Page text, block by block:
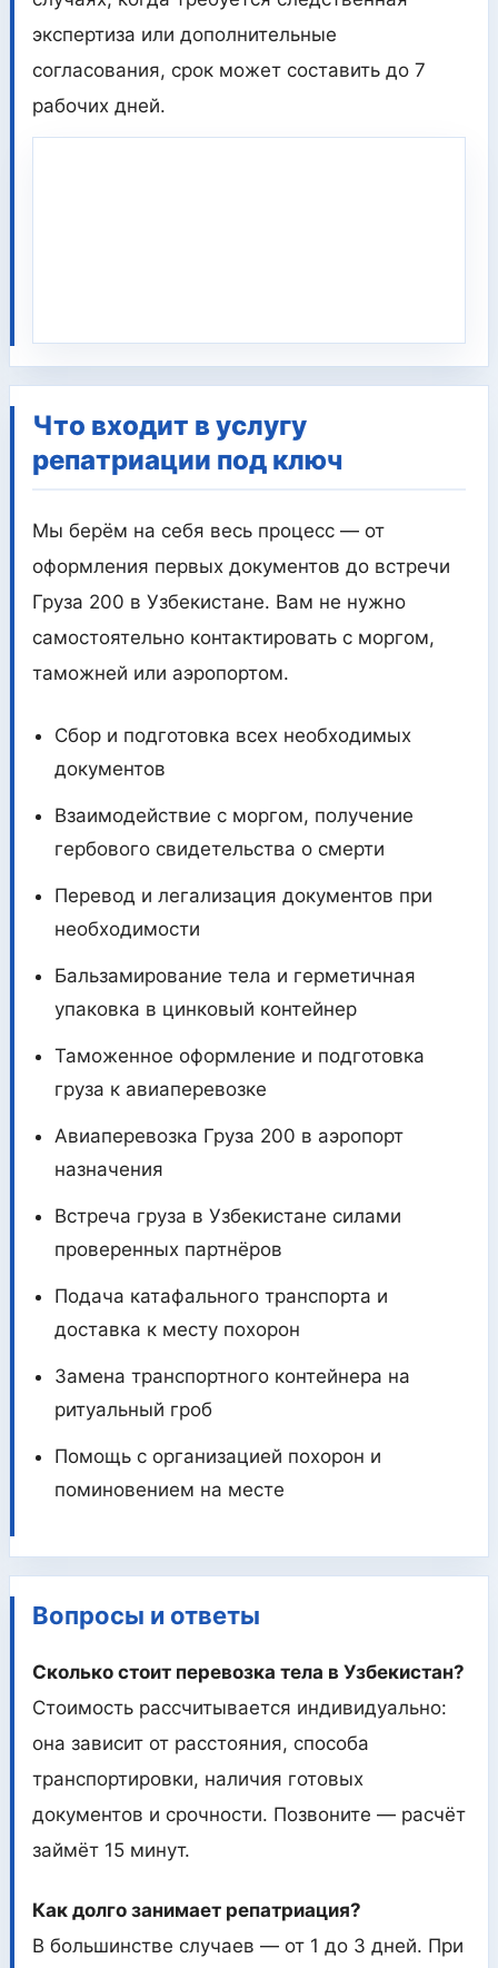
экспертиза или дополнительные
согласования, срок может составить до 7
рабочих дней.
Что входит в услугу
репатриации под ключ
Мы берём на себя весь процесс — от
оформления первых документов до встречи
Груза 200 в Узбекистане. Вам не нужно
самостоятельно контактировать с моргом,
таможней или аэропортом.
Сбор и подготовка всех необходимых
документов
Взаимодействие с моргом, получение
гербового свидетельства о смерти
Перевод и легализация документов при
необходимости
Бальзамирование тела и герметичная
упаковка в цинковый контейнер
Таможенное оформление и подготовка
груза к авиаперевозке
Авиаперевозка Груза 200 в аэропорт
назначения
Встреча груза в Узбекистане силами
проверенных партнёров
Подача катафального транспорта и
доставка к месту похорон
Замена транспортного контейнера на
ритуальный гроб
Помощь с организацией похорон и
поминовением на месте
Вопросы и ответы
Сколько стоит перевозка тела в Узбекистан?
Стоимость рассчитывается индивидуально:
она зависит от расстояния, способа
транспортировки, наличия готовых
документов и срочности. Позвоните — расчёт
займёт 15 минут.
Как долго занимает репатриация?
В большинстве случаев — от 1 до 3 дней. При